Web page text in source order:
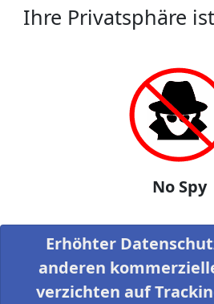
Ihre Privatsphäre
No Spy
Erhöhter
anderen
verzichten auf